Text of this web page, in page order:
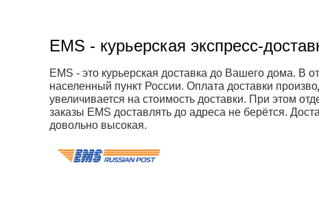
EMS - курьерская экспресс-
EMS - это курьерская доставка до Вашего дома. В
населенный пункт России. Оплата доставки
увеличивается на стоимость доставки. При этом
заказы EMS доставлять до адреса не берётся.
довольно высокая.